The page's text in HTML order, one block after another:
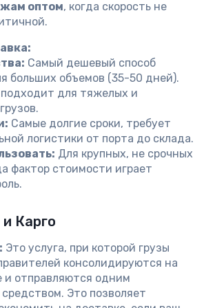
оптом, когда скорость не
Самый дешевый способ
больших объемов (35-50 дней).
подходит для тяжелых и
Самые долгие сроки, требует
логистики от порта до склада.
Для крупных, не срочных
фактор стоимости играет
Карго
Это услуга, при которой грузы
консолидируются на
и отправляются одним
Это позволяет